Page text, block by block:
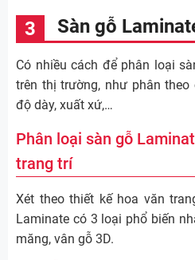
Sàn gỗ
Có nhiều cách để phân loại
trên thị trường, như phân
độ dày, xuất xứ,…
Phân loại sàn gỗ
trang trí
Xét theo thiết kế hoa văn
Laminate có 3 loại phổ biến
măng, vân gỗ 3D.